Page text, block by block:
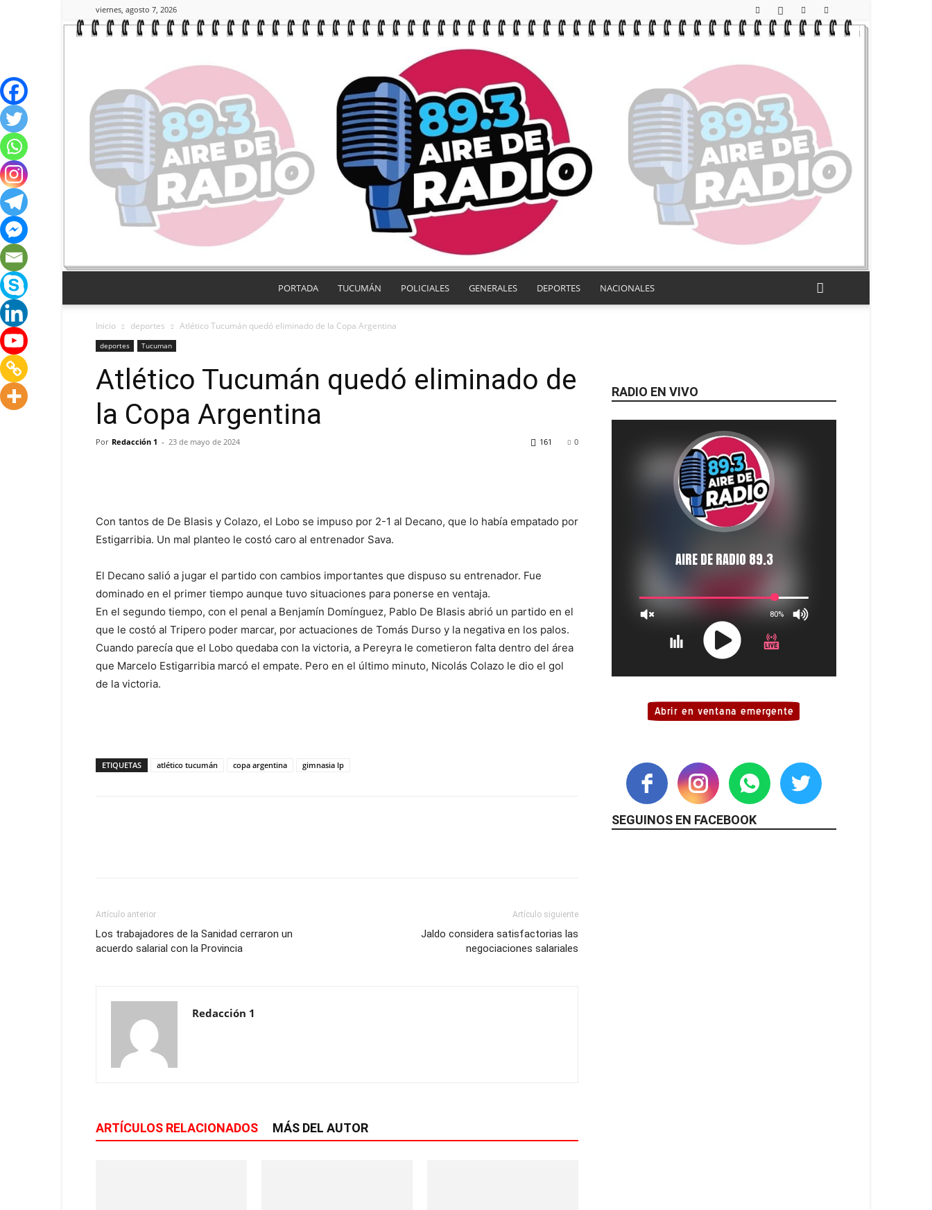
viernes, agosto 7, 2026
PORTADA TUCUMÁN POLICIALES GENERALES DEPORTES NACIONALES
Inicio deportes Atlético Tucumán quedó eliminado de la Copa Argentina
deportes Tucuman
Atlético Tucumán quedó eliminado de
la Copa Argentina
Por Redacción 1 - 23 de mayo de 2024 0
161
Con tantos de De Blasis y Colazo, el Lobo se impuso por 2-1 al Decano, que lo había empatado por
Estigarribia. Un mal planteo le costó caro al entrenador Sava.
El Decano salió a jugar el partido con cambios importantes que dispuso su entrenador. Fue
dominado en el primer tiempo aunque tuvo situaciones para ponerse en ventaja.
En el segundo tiempo, con el penal a Benjamín Domínguez, Pablo De Blasis abrió un partido en el
que le costó al Tripero poder marcar, por actuaciones de Tomás Durso y la negativa en los palos.
Cuando parecía que el Lobo quedaba con la victoria, a Pereyra le cometieron falta dentro del área
que Marcelo Estigarribia marcó el empate. Pero en el último minuto, Nicolás Colazo le dio el gol
de la victoria.
ETIQUETAS atlético tucumán copa argentina gimnasia lp
Artículo anterior
Los trabajadores de la Sanidad cerraron un
acuerdo salarial con la Provincia
Artículo siguiente
Jaldo considera satisfactorias las
negociaciones salariales
Redacción 1
ARTÍCULOS RELACIONADOS MÁS DEL AUTOR
RADIO EN VIVO
SEGUINOS EN FACEBOOK